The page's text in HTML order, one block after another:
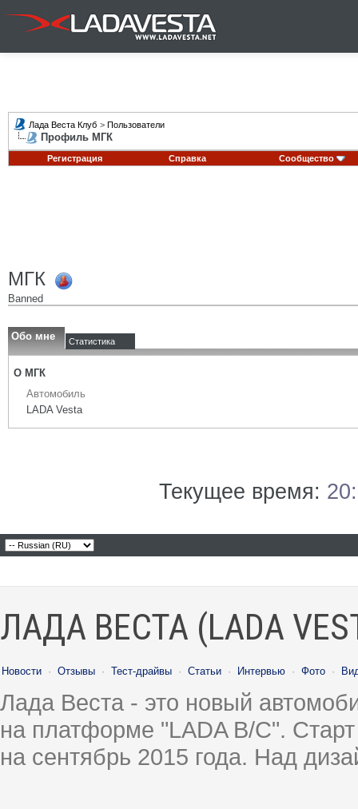
Лада Веста Клуб > Пользователи
Профиль МГК
Регистрация Справка Сообщество
МГК
Banned
Обо мне Статистика
О МГК
Автомобиль
LADA Vesta
Текущее время:
ЛАДА ВЕСТА (LADA
Новости · Отзывы · Тест-драйвы · Статьи · Интервью · Фото ·
Лада Веста - это новый
на платформе "LADA B/C".
на сентябрь 2015 года. Над